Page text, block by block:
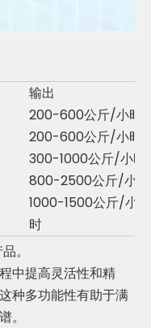
输出
200-600公斤/小时
200-600公斤/小时
300-1000公斤/小时
800-2500公斤/小时
1000-1500公斤/小
时
。
中提高灵活性和精
种多功能性有助于满
。